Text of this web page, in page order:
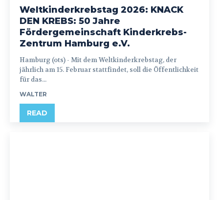
Weltkinderkrebstag 2026: KNACK
DEN KREBS: 50 Jahre
Fördergemeinschaft Kinderkrebs-
Zentrum Hamburg e.V.
Hamburg (ots) - Mit dem Weltkinderkrebstag, der
jährlich am 15. Februar stattfindet, soll die Öffentlichkeit
für das...
WALTER
READ